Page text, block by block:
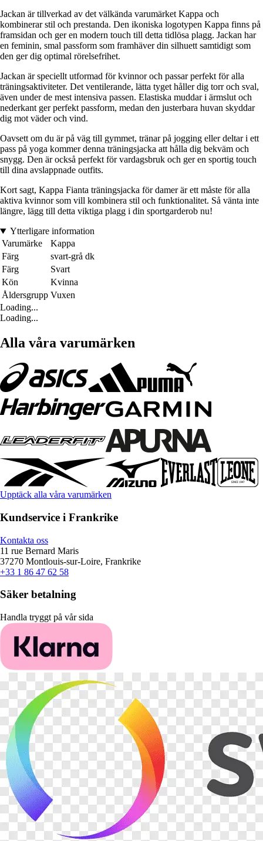
Jackan är tillverkad av det välkända varumärket Kappa och
kombinerar stil och prestanda. Den ikoniska logotypen Kappa finns på
framsidan och ger en modern touch till detta tidlösa plagg. Jackan har
en feminin, smal passform som framhäver din silhuett samtidigt som
den ger dig optimal rörelsefrihet.
Jackan är speciellt utformad för kvinnor och passar perfekt för alla
träningsaktiviteter. Det ventilerande, lätta tyget håller dig torr och sval,
även under de mest intensiva passen. Elastiska muddar i ärmslut och
nederkant ger perfekt passform, medan den justerbara huvan skyddar
dig mot väder och vind.
Oavsett om du är på väg till gymmet, tränar på jogging eller deltar i ett
pass på yoga kommer denna träningsjacka att hålla dig bekväm och
snygg. Den är också perfekt för vardagsbruk och ger en sportig touch
till dina avslappnade outfits.
Kort sagt, Kappa Fianta träningsjacka för damer är ett måste för alla
aktiva kvinnor som vill kombinera stil och funktionalitet. Så vänta inte
längre, lägg till detta viktiga plagg i din sportgarderob nu!
Ytterligare information
Varumärke
Kappa
Färg
svart-grå dk
Färg
Svart
Kön
Kvinna
Åldersgrupp Vuxen
Loading...
Loading...
Alla våra varumärken
Upptäck alla våra varumärken
Kundservice i Frankrike
Kontakta oss
11 rue Bernard Maris
37270 Montlouis-sur-Loire, Frankrike
+33 1 86 47 62 58
Säker betalning
Handla tryggt på vår sida